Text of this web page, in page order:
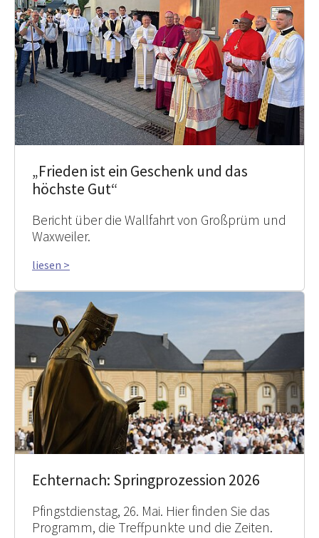
„Frieden ist ein Geschenk und das
höchste Gut“
Bericht über die Wallfahrt von Großprüm und
Waxweiler.
liesen >
Echternach: Springprozession 2026
Pfingstdienstag, 26. Mai. Hier finden Sie das
Programm, die Treffpunkte und die Zeiten.